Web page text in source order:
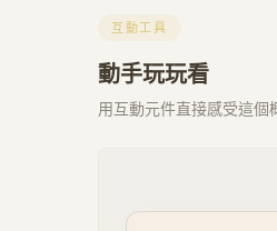
互動工具
動手玩玩看
用互動元件直接感受這個